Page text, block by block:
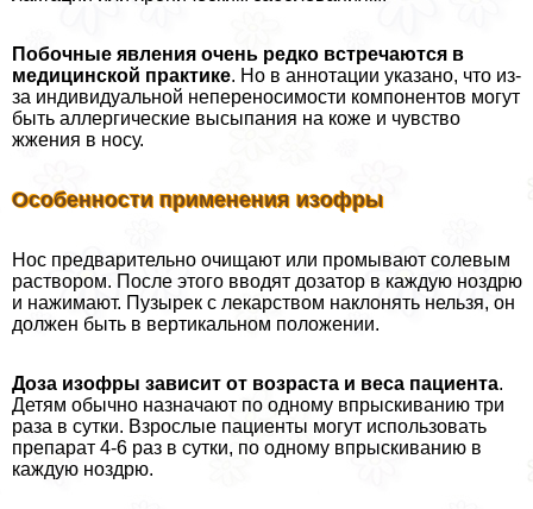
Побочные явления очень редко встречаются в
медицинской пpaктике. Но в аннотации указано, что из-
за индивидуальной непереносимости компонентов могут
быть аллергические высыпания на коже и чувство
жжения в носу.
Особенности применения изофры
Нос предварительно очищают или промывают солевым
раствором. После этого вводят дозатор в каждую ноздрю
и нажимают. Пузырек с лекарством наклонять нельзя, он
должен быть в вертикальном положении.
Доза изофры зависит от возраста и веса пациента.
Детям обычно назначают по одному впрыскиванию три
раза в сутки. Взрослые пациенты могут использовать
препарат 4-6 раз в сутки, по одному впрыскиванию в
каждую ноздрю.